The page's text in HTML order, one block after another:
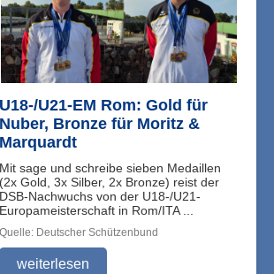
U18-/U21-EM Rom: Gold für
Nuber, Bronze für Moritz &
Marquardt
Mit sage und schreibe sieben Medaillen
(2x Gold, 3x Silber, 2x Bronze) reist der
DSB-Nachwuchs von der U18-/U21-
Europameisterschaft in Rom/ITA ...
Quelle: Deutscher Schützenbund
weiterlesen